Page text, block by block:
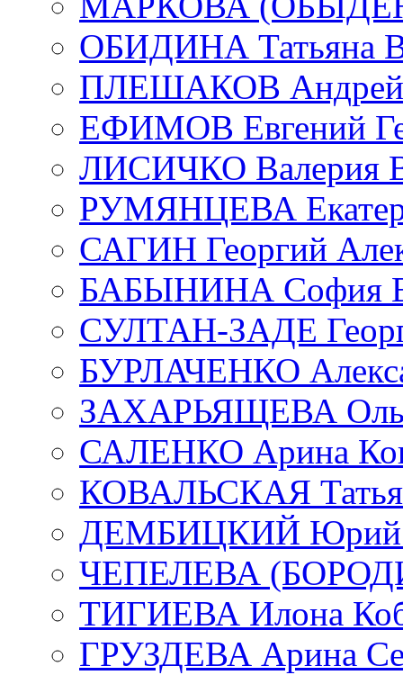
ОБИДИНА Татьяна
ПЛЕШАКОВ Андрей
ЕФИМОВ Евгений
ЛИСИЧКО Валерия
РУМЯНЦЕВА
САГИН Георгий
БАБЫНИНА София
СУЛТАН-ЗАДЕ
БУРЛАЧЕНКО
ЗАХАРЬЯЩЕВА
САЛЕНКО Арина
КОВАЛЬСКАЯ
ДЕМБИЦКИЙ Юрий
ЧЕПЕЛЕВА
ТИГИЕВА Илона
ГРУЗДЕВА Арина